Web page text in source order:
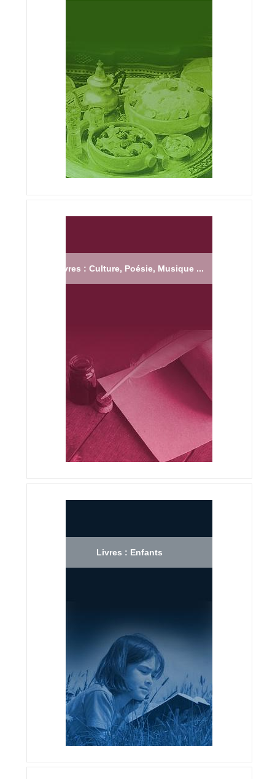
Livres : Culture, Poésie, Musique ...
Livres : Enfants